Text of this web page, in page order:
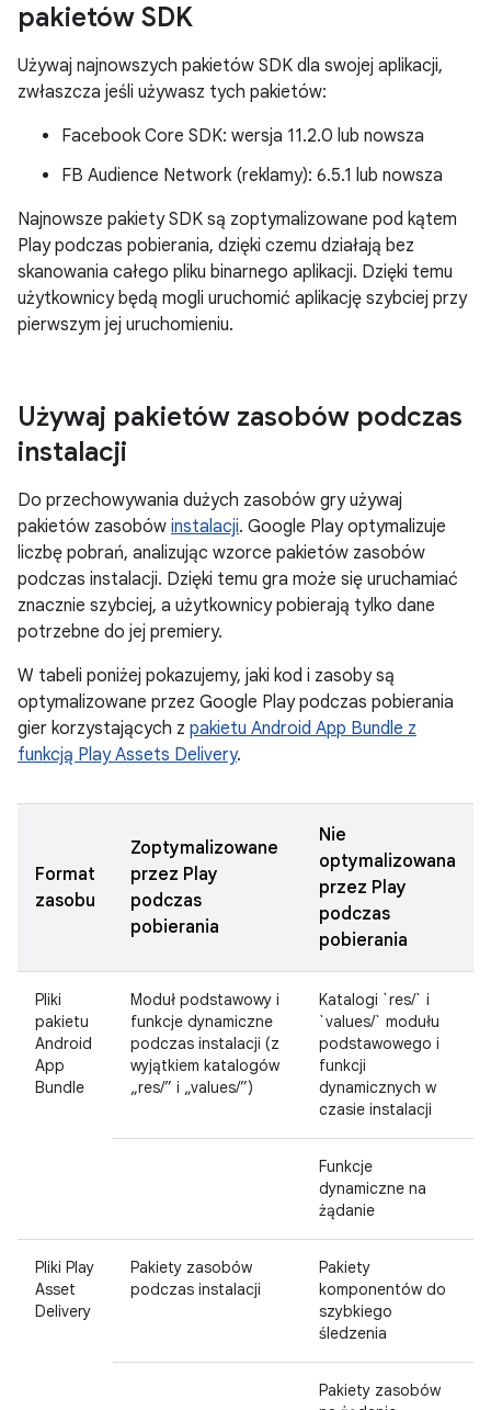
pakietów SDK
Używaj najnowszych pakietów SDK dla swojej aplikacji,
zwłaszcza jeśli używasz tych pakietów:
Facebook Core SDK: wersja 11.2.0 lub nowsza
FB Audience Network (reklamy): 6.5.1 lub nowsza
Najnowsze pakiety SDK są zoptymalizowane pod kątem
Play podczas pobierania, dzięki czemu działają bez
skanowania całego pliku binarnego aplikacji. Dzięki temu
użytkownicy będą mogli uruchomić aplikację szybciej przy
pierwszym jej uruchomieniu.
Używaj pakietów zasobów podczas
instalacji
Do przechowywania dużych zasobów gry używaj
pakietów zasobów instalacji. Google Play optymalizuje
liczbę pobrań, analizując wzorce pakietów zasobów
podczas instalacji. Dzięki temu gra może się uruchamiać
znacznie szybciej, a użytkownicy pobierają tylko dane
potrzebne do jej premiery.
W tabeli poniżej pokazujemy, jaki kod i zasoby są
optymalizowane przez Google Play podczas pobierania
gier korzystających z pakietu Android App Bundle z
funkcją Play Assets Delivery.
Format
zasobu
Zoptymalizowane
przez Play
podczas
pobierania
Nie
optymalizowana
przez Play
podczas
pobierania
Pliki
pakietu
Android
App
Bundle
Moduł podstawowy i
funkcje dynamiczne
podczas instalacji (z
wyjątkiem katalogów
„res/” i „values/”)
Katalogi `res/` i
`values/` modułu
podstawowego i
funkcji
dynamicznych w
czasie instalacji
Funkcje
dynamiczne na
żądanie
Pliki Play
Asset
Delivery
Pakiety zasobów
podczas instalacji
Pakiety
komponentów do
szybkiego
śledzenia
Pakiety zasobów